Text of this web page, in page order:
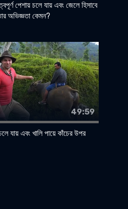
পেশায় চলে যায় এবং জেলে হিসাবে
অভিজ্ঞতা কেমন?
49:59
যায় এবং খালি পায়ে কাঁচের উপর